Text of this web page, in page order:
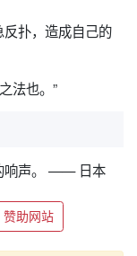
扑，造成自己的
法也。”
响声。 —— 日本
赞助网站